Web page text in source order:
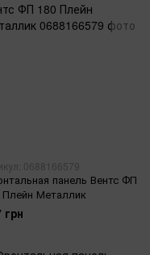
0688166579
панель Вентс ФП
Плейн Металлик
грн